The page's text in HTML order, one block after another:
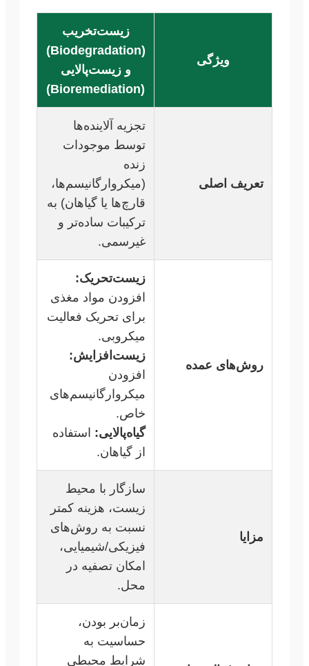
ویژگی
زیست‌تخریب
(Biodegradation)
و زیست‌پالایی
(Bioremediation)
تعریف اصلی
تجزیه آلاینده‌ها
توسط موجودات
زنده
(میکروارگانیسم‌ها،
قارچ‌ها یا گیاهان) به
ترکیبات ساده‌تر و
غیرسمی.
روش‌های عمده
زیست‌تحریک:
افزودن مواد مغذی
برای تحریک فعالیت
میکروبی.
زیست‌افزایش:
افزودن
میکروارگانیسم‌های
خاص.
گیاه‌پالایی: استفاده
از گیاهان.
مزایا
سازگار با محیط
زیست، هزینه کمتر
نسبت به روش‌های
فیزیکی/شیمیایی،
امکان تصفیه در
محل.
زمان‌بر بودن،
حساسیت به
شرایط محیطی